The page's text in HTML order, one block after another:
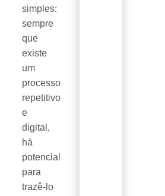
simples:
sempre
que
existe
um
processo
repetitivo
e
digital,
há
potencial
para
trazê-lo